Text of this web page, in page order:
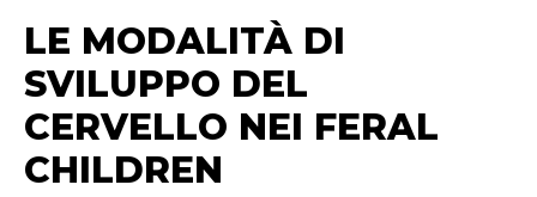
LE MODALITÀ DI
SVILUPPO DEL
CERVELLO NEI FERAL
CHILDREN